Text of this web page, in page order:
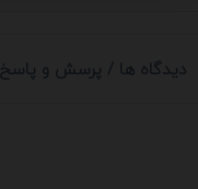
دیدگاه ها / پرسش و پاسخ